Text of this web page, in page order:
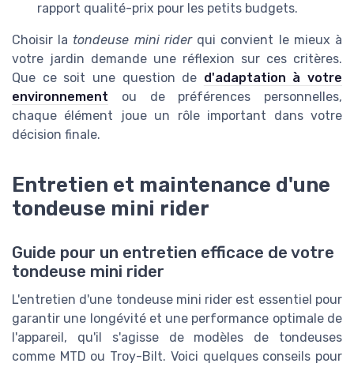
rapport qualité-prix pour les petits budgets.
Choisir la tondeuse mini riderqui convient le mieux à
votre jardin demande une réflexion sur ces critères.
Que ce soit une question de d'adaptation à votre
environnement ou de préférences personnelles,
chaque élément joue un rôle important dans votre
décision finale.
Entretien et maintenance d'une
tondeuse mini rider
Guide pour un entretien efficace de votre
tondeuse mini rider
L'entretien d'une tondeuse mini rider est essentiel pour
garantir une longévité et une performance optimale de
l'appareil, qu'il s'agisse de modèles de tondeuses
comme MTD ou Troy-Bilt. Voici quelques conseils pour